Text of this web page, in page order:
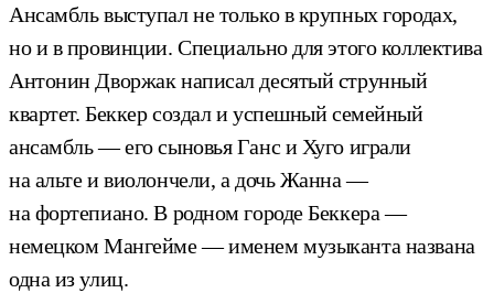
Ансамбль выступал не только в крупных городах,
но и в провинции. Специально для этого коллектива
Антонин Дворжак написал десятый струнный
квартет. Беккер создал и успешный семейный
ансамбль — его сыновья Ганс и Хуго играли
на альте и виолончели, а дочь Жанна —
на фортепиано. В родном городе Беккера —
немецком Мангейме — именем музыканта названа
одна из улиц.